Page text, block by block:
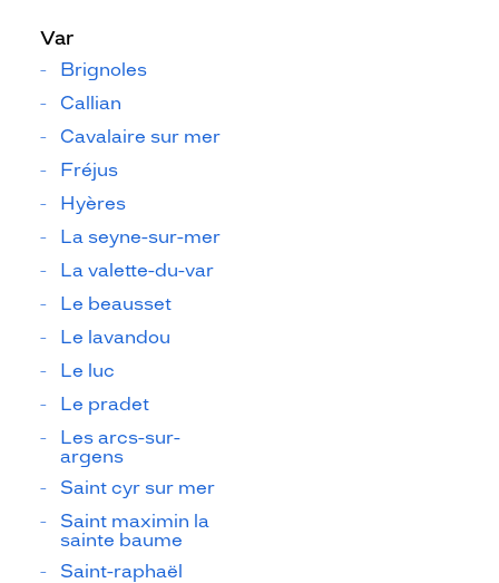
Var
Brignoles
Callian
Cavalaire sur mer
Fréjus
Hyères
La seyne-sur-mer
La valette-du-var
Le beausset
Le lavandou
Le luc
Le pradet
Les arcs-sur-
argens
Saint cyr sur mer
Saint maximin la
sainte baume
Saint-raphaël